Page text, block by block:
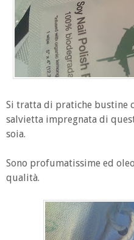
Si tratta di pratiche bustine
salvietta impregnata di
soia.
Sono profumatissime ed
qualità.